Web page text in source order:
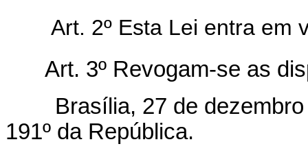
Art. 2º Esta Lei entra em
Art. 3º Revogam-se as
Brasília, 27 de dezembro
191º da República.